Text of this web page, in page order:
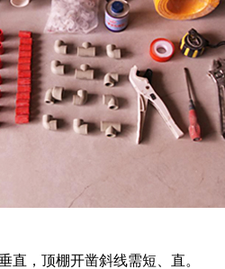
直，顶棚开凿斜线需短、直。